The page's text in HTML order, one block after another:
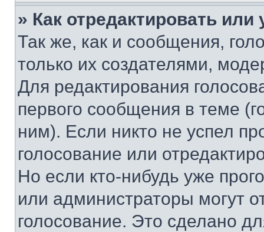
» Как отредактировать
Так же, как и сообщения,
только их создателями,
Для редактирования
первого сообщения в теме
ним). Если никто не успел
голосование или
Но если кто-нибудь уже
или администраторы могут
голосование. Это сделано